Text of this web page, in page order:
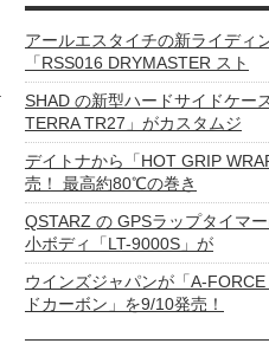
アールエスタイチの新ライディ
「RSS016 DRYMASTER スト
SHAD の新型ハードサイドケー
TERRA TR27」がカスタムジ
デイトナから「HOT GRIP
売！ 最高約80℃の巻き
QSTARZ の GPSラップタイマ
小ボディ「LT-9000S」が
ウインズジャパンが「A-
ドカーボン」を9/10発売！